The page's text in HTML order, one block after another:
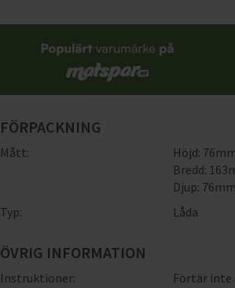
FÖRPACKNING
Mått:
Höjd:
Bredd:
Djup: 76mm
Typ:
Låda
ÖVRIG INFORMATION
Instruktioner:
Förtär inte